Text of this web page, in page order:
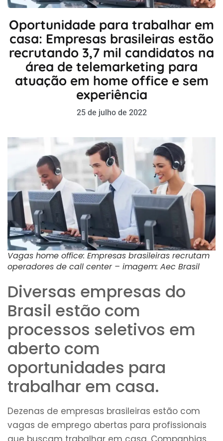
Oportunidade para trabalhar em
casa: Empresas brasileiras estão
recrutando 3,7 mil candidatos na
área de telemarketing para
atuação em home office e sem
experiência
25 de julho de 2022
Vagas home office: Empresas brasileiras recrutam
operadores de call center – imagem: Aec Brasil
Diversas empresas do
Brasil estão com
processos seletivos em
aberto com
oportunidades para
trabalhar em casa.
Dezenas de empresas brasileiras estão com
vagas de emprego abertas para profissionais